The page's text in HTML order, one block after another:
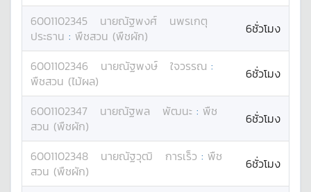
6001102345 นายณัฐพงศ์
นพรเกตุ
ประธาน : พืชสวน (พืชผัก) 6ชั่วโมง
6001102346 นายณัฐพงษ์ ใจวรรณ :
พืชสวน (ไม้ผล)
6ชั่วโมง
6001102347 นายณัฐพล พัฒนะ : พืช
สวน (พืชผัก)
6ชั่วโมง
6001102348 นายณัฐวุฒิ การเร็ว : พืช
สวน (พืชผัก)
6ชั่วโมง